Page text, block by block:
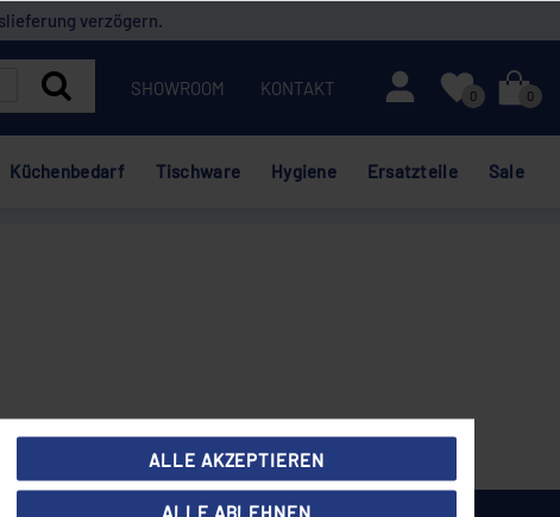
verzögern.
SHOWROOM KONTAKT
Mein Konto
0
0
Küchenbedarf Tischware Hygiene Ersatzteile Sale
ALLE AKZEPTIEREN
ALLE ABLEHNEN